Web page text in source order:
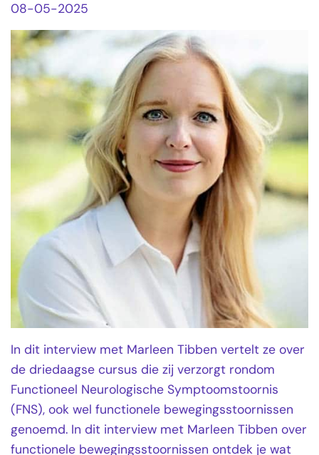
08-05-2025
In dit interview met Marleen Tibben vertelt ze over
de driedaagse cursus die zij verzorgt rondom
Functioneel Neurologische Symptoomstoornis
(FNS), ook wel functionele bewegingsstoornissen
genoemd. In dit interview met Marleen Tibben over
functionele bewegingsstoornissen ontdek je wat